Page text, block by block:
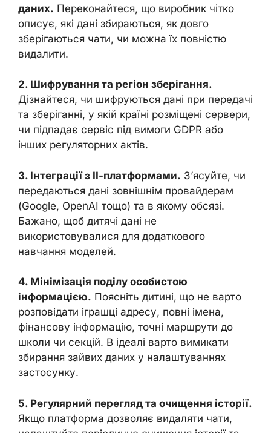
даних. Переконайтеся, що виробник чітко
описує, які дані збираються, як довго
зберігаються чати, чи можна їх повністю
видалити.
2. Шифрування та регіон зберігання.
Дізнайтеся, чи шифруються дані при передачі
та зберіганні, у якій країні розміщені сервери,
чи підпадає сервіс під вимоги GDPR або
інших регуляторних актів.
3. Інтеграції з ІІ-платформами. З’ясуйте, чи
передаються дані зовнішнім провайдерам
(Google, OpenAI тощо) та в якому обсязі.
Бажано, щоб дитячі дані не
використовувалися для додаткового
навчання моделей.
4. Мінімізація поділу особистою
інформацією. Поясніть дитині, що не варто
розповідати іграшці адресу, повні імена,
фінансову інформацію, точні маршрути до
школи чи секцій. В ідеалі варто вимикати
збирання зайвих даних у налаштуваннях
застосунку.
5. Регулярний перегляд та очищення історії.
Якщо платформа дозволяє видаляти чати,